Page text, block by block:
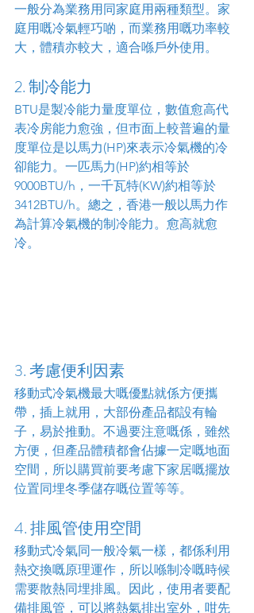
一般分為業務用同家庭用兩種類型。家
庭用嘅冷氣輕巧啲，而業務用嘅功率較
大，體積亦較大，適合喺戶外使用。
2. 制冷能力
BTU是製冷能力量度單位，數值愈高代
表冷房能力愈強，但巿面上較普遍的量
度單位是以馬力(HP)來表示冷氣機的冷
卻能力。一匹馬力(HP)約相等於
9000BTU/h，一千瓦特(KW)約相等於
3412BTU/h。總之，香港一般以馬力作
為計算冷氣機的制冷能力。愈高就愈
冷。
3. 考慮便利因素
移動式冷氣機最大嘅優點就係方便攜
帶，插上就用，大部份產品都設有輪
子，易於推動。不過要注意嘅係，雖然
方便，但產品體積都會佔據一定嘅地面
空間，所以購買前要考慮下家居嘅擺放
位置同埋冬季儲存嘅位置等等。
4. 排風管使用空間
移動式冷氣同一般冷氣一樣，都係利用
熱交換嘅原理運作，所以喺制冷嘅時候
需要散熱同埋排風。因此，使用者要配
備排風管，可以將熱氣排出室外，咁先